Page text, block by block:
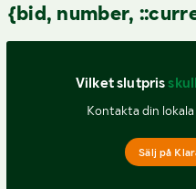
{bid, number,
Vilket slutpris
Kontakta din lokala
Sälj på